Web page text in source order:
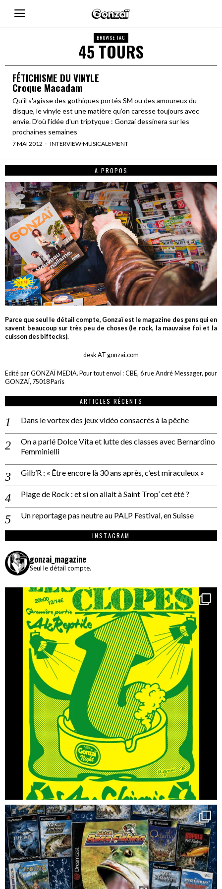
BROWSE TAG
45 TOURS
FÉTICHISME DU VINYLE
Croque Macadam
Qu'il s'agisse des gothiques portés SM ou des amoureux du
disque, le vinyle est une matière qu’on caresse toujours avec
envie. D’où l'idée d'un triptyque : Gonzai dessinera sur les
prochaines semaines
7 MAI 2012 INTERVIEW·MUSICALEMENT
A PROPOS
Parce que seul le détail compte, Gonzaï est le magazine des gens qui en
savent beaucoup sur très peu de choses (le rock, la mauvaise foi et la
cuisson des biftecks).
desk AT gonzai.com
Edité par GONZAÏ MEDIA. Pour tout envoi : CBE, 6 rue André Messager, pour
GONZAÏ, 75018 Paris
ARTICLES RÉCENTS
Dans le vortex des jeux vidéo consacrés à la pêche
On a parlé Dolce Vita et lutte des classes avec Bernardino
Femminielli
Gilb’R : « Être encore là 30 ans après, c’est miraculeux »
Plage de Rock : et si on allait à Saint Trop’ cet été ?
Un reportage pas neutre au PALP Festival, en Suisse
INSTAGRAM
gonzai_magazine
Seul le détail compte.